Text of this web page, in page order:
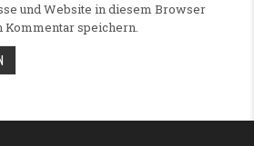
und Website in diesem Browser
Kommentar speichern.